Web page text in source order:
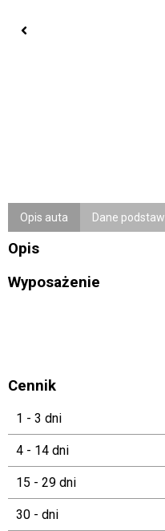
Opis auta Dane
Opis
Wyposażenie
Cennik
1 - 3 dni
4 - 14 dni
15 - 29 dni
30 - dni